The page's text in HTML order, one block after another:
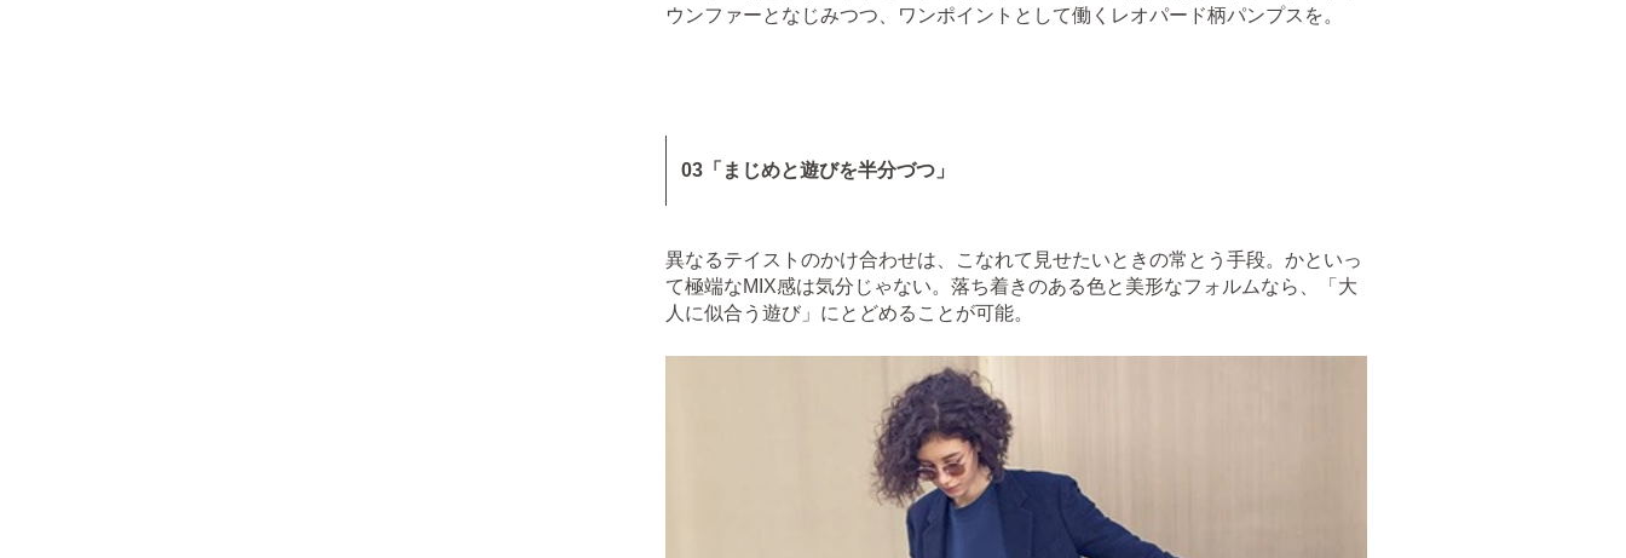
ウンファーとなじみつつ、ワンポイントとして働くレオパード柄パンプスを。
03「まじめと遊びを半分づつ」
異なるテイストのかけ合わせは、こなれて見せたいときの常とう手段。かといっ
て極端なMIX感は気分じゃない。落ち着きのある色と美形なフォルムなら、「大
人に似合う遊び」にとどめることが可能。